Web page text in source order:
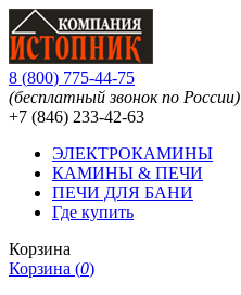
8 (800) 775-44-75
(бесплатный звонок по России)
+7 (846) 233-42-63
ЭЛЕКТРОКАМИНЫ
КАМИНЫ & ПЕЧИ
ПЕЧИ ДЛЯ БАНИ
Где купить
Корзина
Корзина (0)